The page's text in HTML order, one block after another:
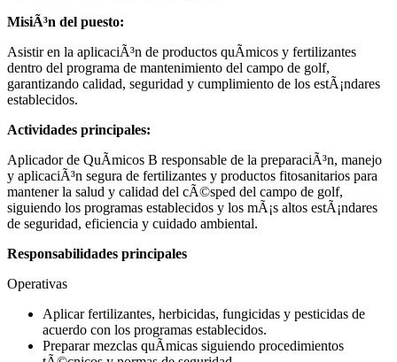
MisiÃ³n del puesto:
Asistir en la aplicaciÃ³n de productos quÃ­micos y fertilizantes
dentro del programa de mantenimiento del campo de golf,
garantizando calidad, seguridad y cumplimiento de los estÃ¡ndares
establecidos.
Actividades principales:
Aplicador de QuÃ­micos B responsable de la preparaciÃ³n, manejo
y aplicaciÃ³n segura de fertilizantes y productos fitosanitarios para
mantener la salud y calidad del cÃ©sped del campo de golf,
siguiendo los programas establecidos y los mÃ¡s altos estÃ¡ndares
de seguridad, eficiencia y cuidado ambiental.
Responsabilidades principales
Operativas
Aplicar fertilizantes, herbicidas, fungicidas y pesticidas de
acuerdo con los programas establecidos.
Preparar mezclas quÃ­micas siguiendo procedimientos